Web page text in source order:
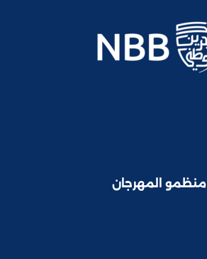
منظمو المهرجان